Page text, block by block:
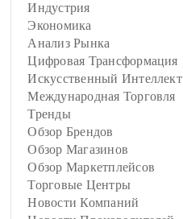
Индустрия
Экономика
Анализ Рынка
Цифровая Трансформация
Искусственный Интеллект
Международная Торговля
Тренды
Обзор Брендов
Обзор Магазинов
Обзор Маркетплейсов
Торговые Центры
Новости Компаний